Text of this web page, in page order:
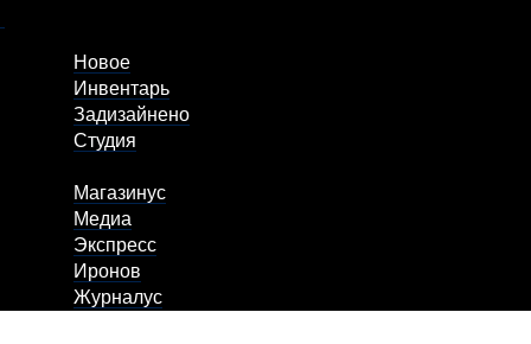
Новое
Инвентарь
Задизайнено
Студия
Магазинус
Медиа
Экспресс
Иронов
Журналус